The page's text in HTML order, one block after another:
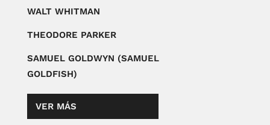
WALT WHITMAN
THEODORE PARKER
SAMUEL GOLDWYN (SAMUEL
GOLDFISH)
VER MÁS